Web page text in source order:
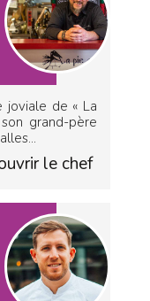
joviale de « La
grand-père
le chef